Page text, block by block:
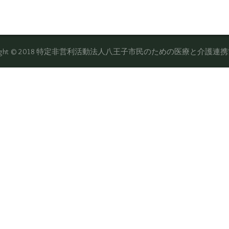
© 2018 特定非営利活動法人八王子市民のための医療と介護連